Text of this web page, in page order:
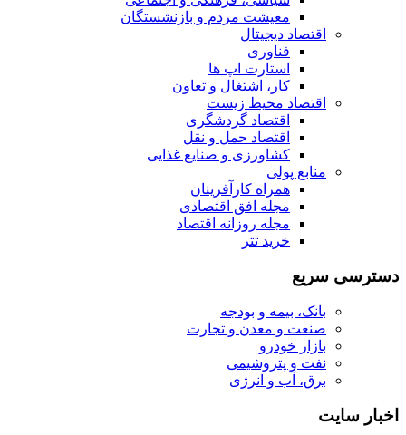
معیشت مردم و بازنشستگان
اقتصاد دیجیتال
فناوری
استارت اپ ها
کار، اشتغال و تعاون
اقتصاد محیط زیست
اقتصاد گردشگری
اقتصاد حمل و نقل
کشاورزی و صنایع غذایی
منابع پولی
همراه کارآفرینان
مجله افق اقتصادی
مجله روزانه اقتصاد
خرید تتر
دسترسی سریع
بانک، بیمه و بودجه
صنعت و معدن و تجارت
بازار خودرو
نفت و پتروشیمی
برق، آب و انرژی
اخبار سایت